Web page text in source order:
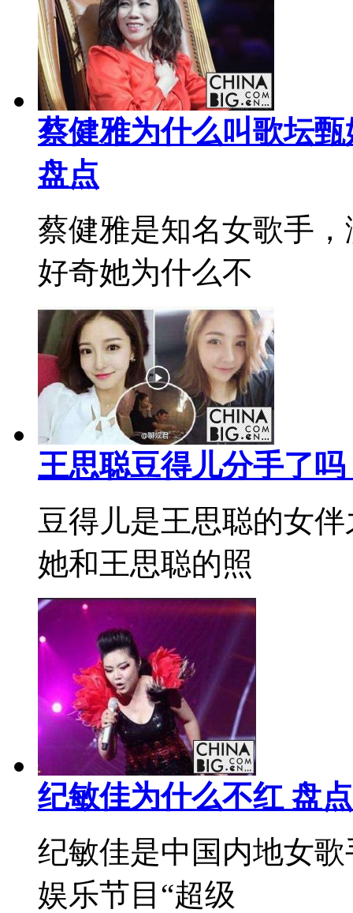
蔡健雅为什么叫歌坛
盘点
蔡健雅是知名女歌手
好奇她为什么不
王思聪豆得儿分手了
豆得儿是王思聪的女
她和王思聪的照
纪敏佳为什么不红 盘
纪敏佳是中国内地女
娱乐节目“超级